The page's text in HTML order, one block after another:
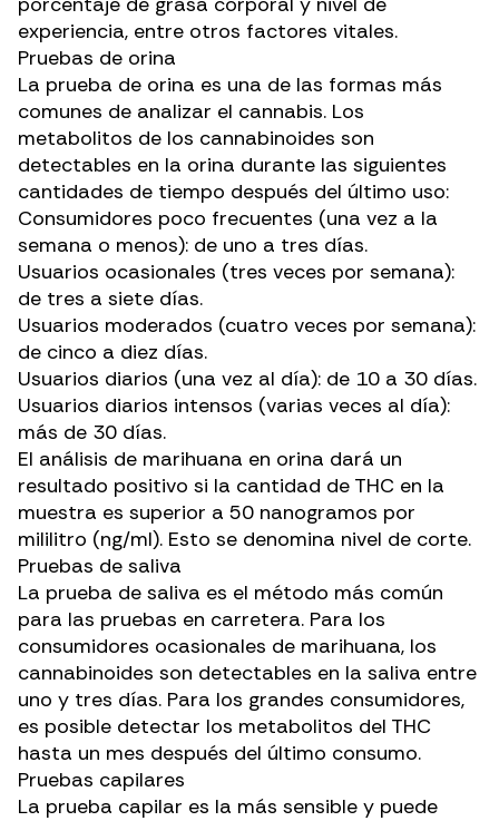
experiencia, entre otros factores vitales.
Pruebas de orina
La prueba de orina es una de las formas más
comunes de analizar el cannabis. Los
metabolitos de los cannabinoides son
detectables en la orina durante las siguientes
cantidades de tiempo después del último uso:
Consumidores poco frecuentes (una vez a la
semana o menos): de uno a tres días.
Usuarios ocasionales (tres veces por semana):
de tres a siete días.
Usuarios moderados (cuatro veces por semana):
de cinco a diez días.
Usuarios diarios (una vez al día): de 10 a 30 días.
Usuarios diarios intensos (varias veces al día):
más de 30 días.
El análisis de marihuana en orina dará un
resultado positivo si la cantidad de THC en la
muestra es superior a 50 nanogramos por
mililitro (ng/ml). Esto se denomina nivel de corte.
Pruebas de saliva
La prueba de saliva es el método más común
para las pruebas en carretera. Para los
consumidores ocasionales de marihuana, los
cannabinoides son detectables en la saliva entre
uno y tres días. Para los grandes consumidores,
es posible detectar los metabolitos del THC
hasta un mes después del último consumo.
Pruebas capilares
La prueba capilar es la más sensible y puede